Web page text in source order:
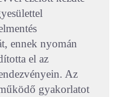
ennek nyomán
el az
Az
gyakorlatot